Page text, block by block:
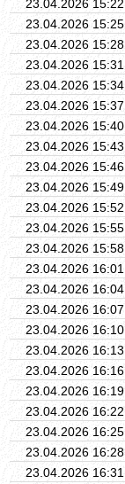
23.04.2026 15:22
23.04.2026 15:25
23.04.2026 15:28
23.04.2026 15:31
23.04.2026 15:34
23.04.2026 15:37
23.04.2026 15:40
23.04.2026 15:43
23.04.2026 15:46
23.04.2026 15:49
23.04.2026 15:52
23.04.2026 15:55
23.04.2026 15:58
23.04.2026 16:01
23.04.2026 16:04
23.04.2026 16:07
23.04.2026 16:10
23.04.2026 16:13
23.04.2026 16:16
23.04.2026 16:19
23.04.2026 16:22
23.04.2026 16:25
23.04.2026 16:28
23.04.2026 16:31